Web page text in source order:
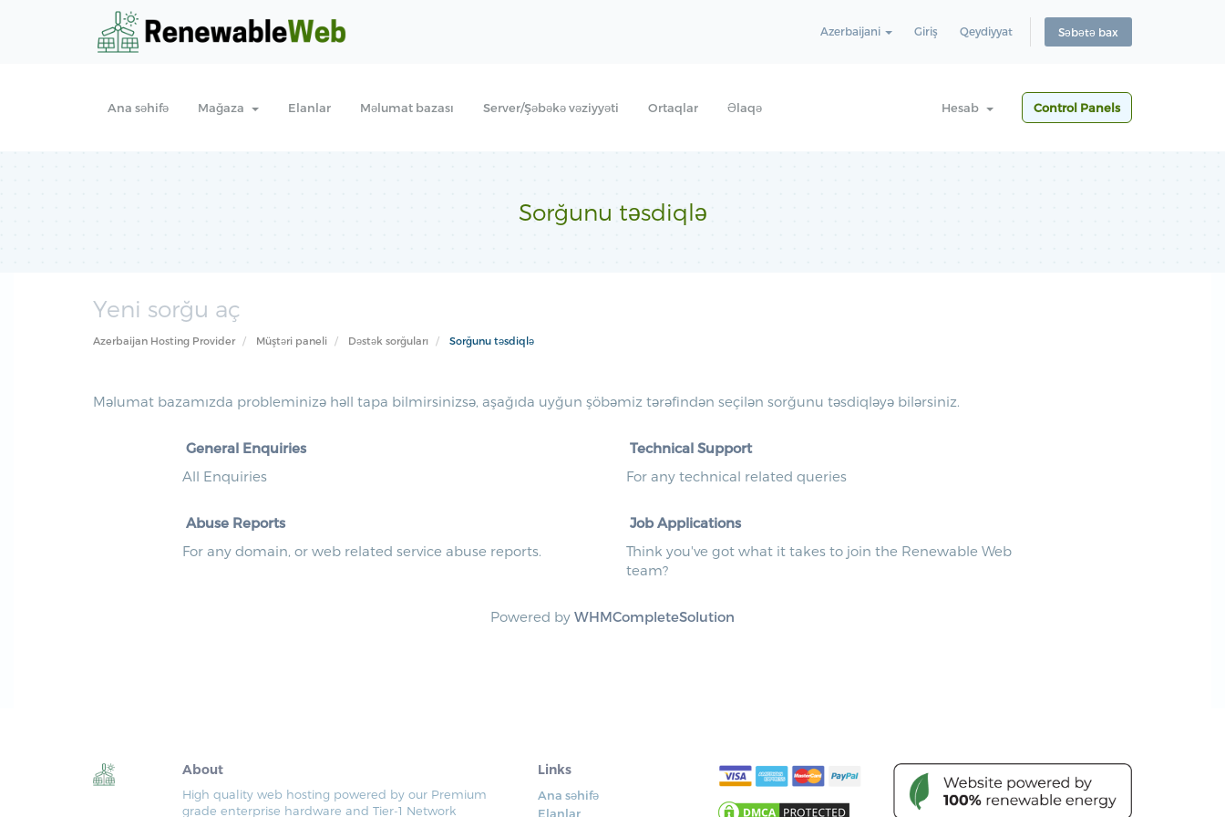
Azerbaijani Giriş Qeydiyyat Səbətə bax
Ana səhifə Mağaza Elanlar Məlumat bazası Server/Şəbəkə vəziyyəti Ortaqlar Əlaqə Hesab Control Panels
Sorğunu təsdiqlə
Yeni sorğu aç
Azerbaijan Hosting Provider Müştəri paneli Dəstək sorğuları Sorğunu təsdiqlə
Məlumat bazamızda probleminizə həll tapa bilmirsinizsə, aşağıda uyğun şöbəmiz tərəfindən seçilən sorğunu təsdiqləyə bilərsiniz.
General Enquiries
All Enquiries
Technical Support
For any technical related queries
Abuse Reports
For any domain, or web related service abuse reports.
Job Applications
Think you've got what it takes to join the Renewable Web
team?
Powered by WHMCompleteSolution
About
High quality web hosting powered by our Premium
grade enterprise hardware and Tier-1 Network
Links
Ana səhifə
Elanlar